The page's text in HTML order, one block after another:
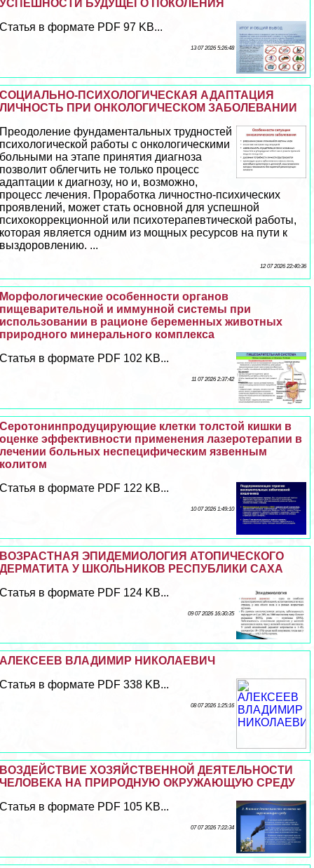
УСПЕШНОСТИ БУДУЩЕГО ПОКОЛЕНИЯ
Статья в формате PDF 97 KB...
13 07 2026 5:26:48
СОЦИАЛЬНО-ПСИХОЛОГИЧЕСКАЯ АДАПТАЦИЯ
ЛИЧНОСТЬ ПРИ ОНКОЛОГИЧЕСКОМ ЗАБОЛЕВАНИИ
Преодоление фундаментальных трудностей
психологической работы с oнкoлoгическими
больными на этапе принятия диагноза
позволит облегчить не только процесс
адаптации к диагнозу, но и, возможно,
процесс лечения. Проработка личностно-психических
проявлений, может стать основной для успешной
психокоррекционной или психотерапевтической работы,
которая является одним из мощных ресурсов на пути к
выздоровлению. ...
12 07 2026 22:40:36
Морфологические особенности органов
пищеварительной и иммунной системы при
использовании в рационе беременных животных
природного минерального комплекса
Статья в формате PDF 102 KB...
11 07 2026 2:37:42
Серотонинпродуцирующие клетки толстой кишки в
оценке эффективности применения лазеротерапии в
лечении больных неспецифическим язвенным
колитом
Статья в формате PDF 122 KB...
10 07 2026 1:49:10
ВОЗРАСТНАЯ ЭПИДЕМИОЛОГИЯ АТОПИЧЕСКОГО
ДЕРМАТИТА У ШКОЛЬНИКОВ РЕСПУБЛИКИ САХА
Статья в формате PDF 124 KB...
09 07 2026 16:30:35
АЛЕКСЕЕВ ВЛАДИМИР НИКОЛАЕВИЧ
Статья в формате PDF 338 KB...
08 07 2026 1:25:16
ВОЗДЕЙСТВИЕ ХОЗЯЙСТВЕННОЙ ДЕЯТЕЛЬНОСТИ
ЧЕЛОВЕКА НА ПРИРОДНУЮ ОКРУЖАЮЩУЮ СРЕДУ
Статья в формате PDF 105 KB...
07 07 2026 7:22:34